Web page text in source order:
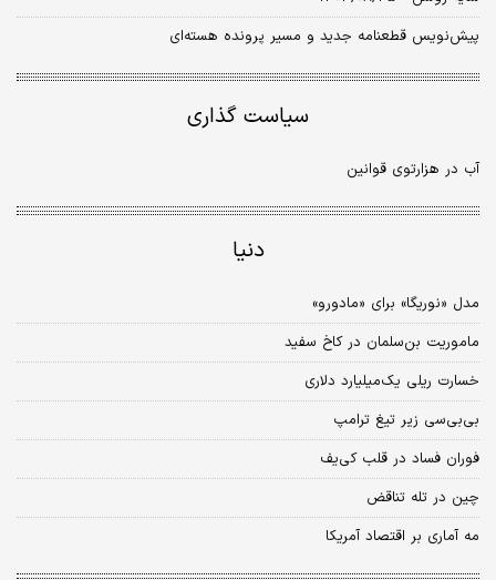
پیش‌نویس قطعنامه جدید و مسیر پرونده هسته‌ای
سیاست گذاری
آب در هزارتوی قوانین
دنیا
مدل «نوریگا» برای «مادورو»
ماموریت بن‌سلمان در کاخ سفید
خسارت ریلی یک‌میلیارد دلاری
بی‌بی‌سی زیر تیغ ترامپ
فوران فساد در قلب کی‌یف
چین در تله تناقض
مه آماری بر اقتصاد آمریکا